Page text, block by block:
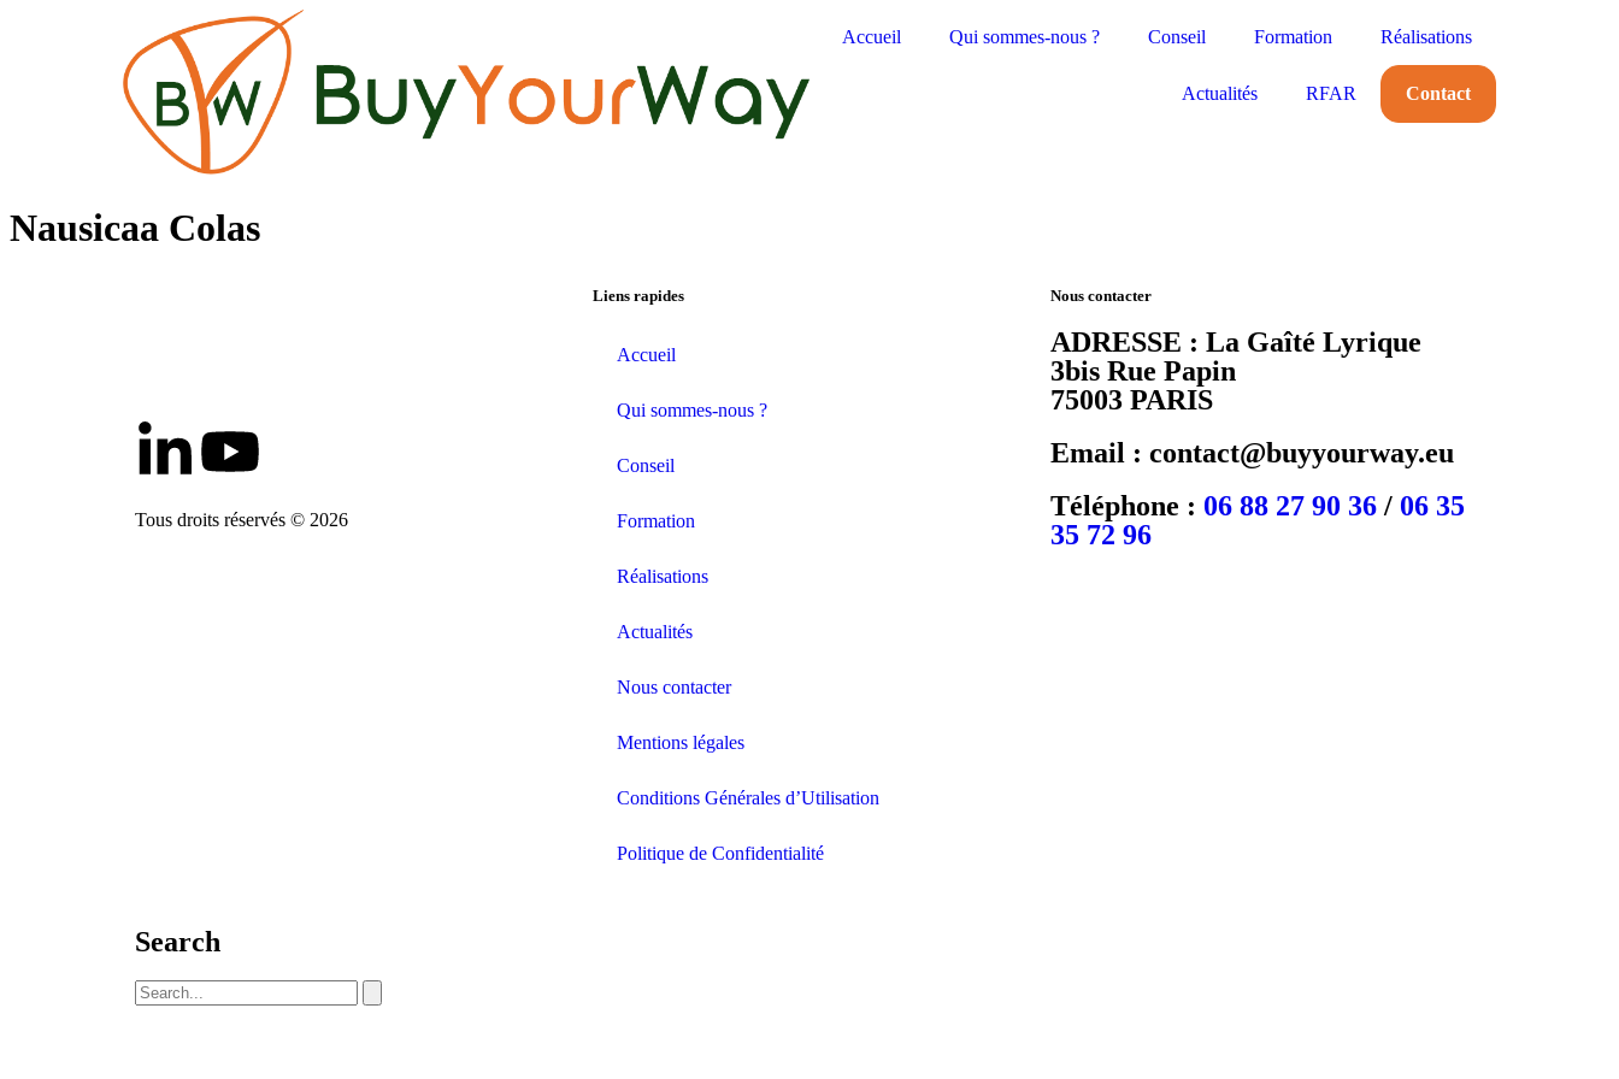
Accueil Qui sommes-nous ? Conseil Formation Réalisations
Actualités RFAR Contact
Nausicaa Colas
Tous droits réservés © 2026
Liens rapides
Accueil
Qui sommes-nous ?
Conseil
Formation
Réalisations
Actualités
Nous contacter
Mentions légales
Conditions Générales d’Utilisation
Politique de Confidentialité
Nous contacter
ADRESSE : La Gaîté Lyrique
3bis Rue Papin
75003 PARIS
Email : contact@buyyourway.eu
Téléphone : 06 88 27 90 36/ 06 35
35 72 96
Search